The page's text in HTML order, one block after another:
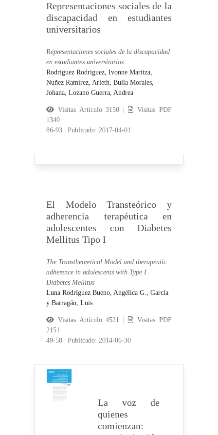
Representaciones sociales de la
discapacidad en estudiantes
universitarios
Representaciones sociales de la discapacidad
en estudiantes universitarios
Rodriguez Rodriguez, Ivonne Maritza,
Nuñez Ramírez, Arleth,Bulla Morales,
Johana,Lozano Guerra, Andrea
Visitas Artículo 3150 |
Visitas PDF
1340
86-93
|Publicado: 2017-04-01
El Modelo Transteórico y
adherencia terapéutica en
adolescentes con Diabetes
Mellitus Tipo I
The Transtheoretical Model and therapeutic
adherence in adolescents with Type I
Diabetes Mellitus
Luna Rodríguez Bueno, Angélica G.,García
y Barragán, Luis
Visitas Artículo 4521 |
Visitas PDF
2151
49-58
|Publicado: 2014-06-30
La voz de
quienes
comienzan: